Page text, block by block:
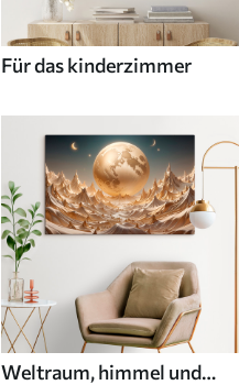
Für das kinderzimmer
Weltraum, himmel und